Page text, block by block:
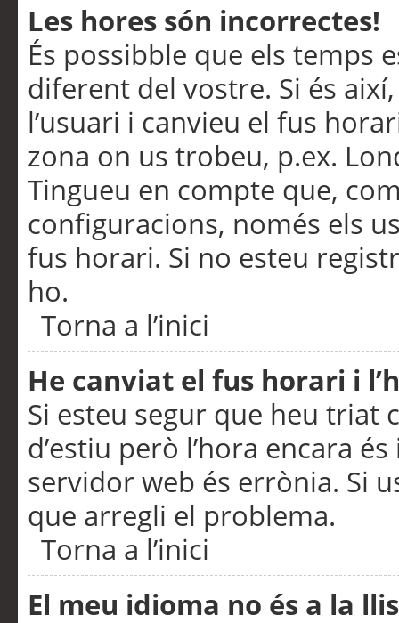
Les hores són incorrectes!
És possibble que els temps
diferent del vostre. Si és
l’usuari i canvieu el fus
zona on us trobeu, p.ex.
Tingueu en compte que,
configuracions, només els
fus horari. Si no esteu
ho.
Torna a l’inici
He canviat el fus horari i
Si esteu segur que heu triat
d’estiu però l’hora encara
servidor web és errònia. Si
que arregli el problema.
Torna a l’inici
El meu idioma no és a la